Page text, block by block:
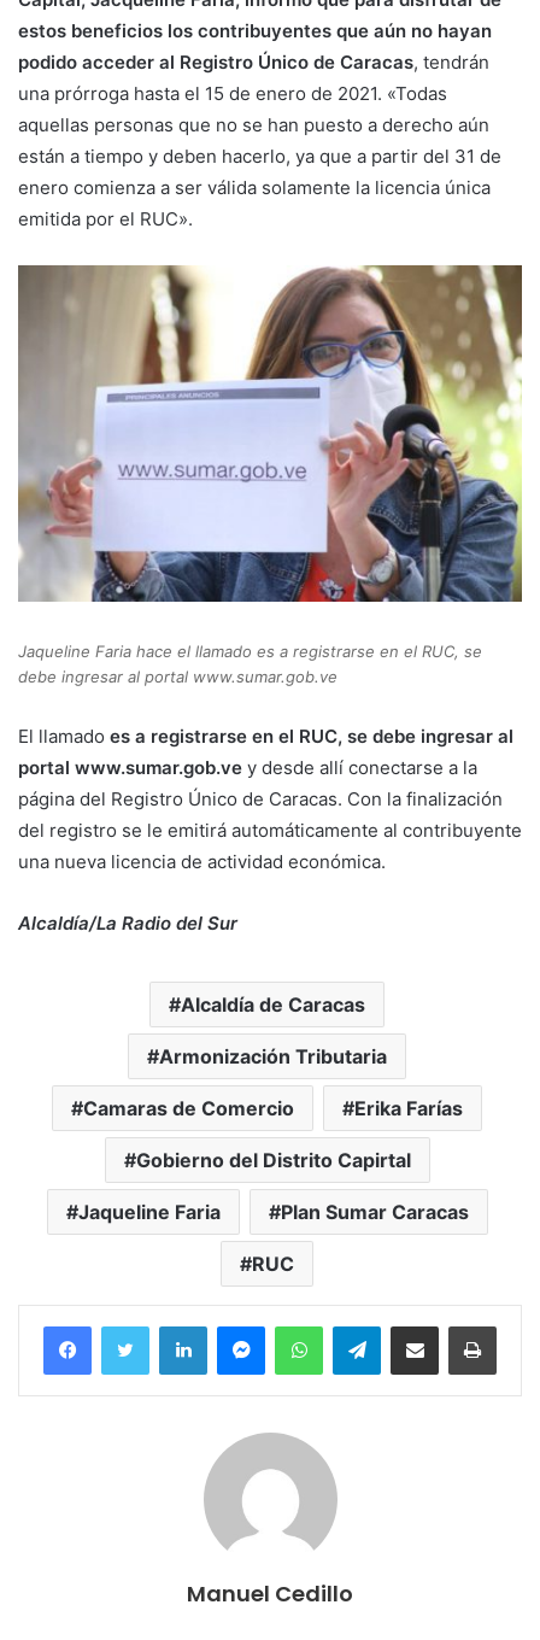
estos beneficios los contribuyentes que aún no hayan
podido acceder al Registro Único de Caracas, tendrán
una prórroga hasta el 15 de enero de 2021. «Todas
aquellas personas que no se han puesto a derecho aún
están a tiempo y deben hacerlo, ya que a partir del 31 de
enero comienza a ser válida solamente la licencia única
emitida por el RUC».
Jaqueline Faria hace el llamado es a registrarse en el RUC, se
debe ingresar al portal www.sumar.gob.ve
El llamado es a registrarse en el RUC, se debe ingresar al
portal www.sumar.gob.ve y desde allí conectarse a la
página del Registro Único de Caracas. Con la finalización
del registro se le emitirá automáticamente al contribuyente
una nueva licencia de actividad económica.
Alcaldía/La Radio del Sur
Alcaldía de Caracas
Armonización Tributaria
Camaras de Comercio Erika Farías
Gobierno del Distrito Capirtal
Jaqueline Faria Plan Sumar Caracas
RUC
FacebookTwitter LinkedInMessengerWhatsAppTelegramCompartir por correo electrónico
Manuel Cedillo